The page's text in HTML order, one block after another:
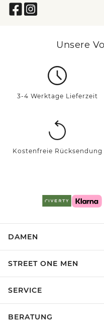
Unsere
3-4 Werktage Lieferzeit
Kostenfreie Rücksendung
DAMEN
STREET ONE MEN
SERVICE
BERATUNG